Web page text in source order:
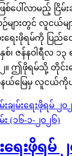
ေါ်လာမည့် ငြိမ်းခ
ားတွင် လူငယ်မျာ
ရေးဖိုရမ်ကို ပြည်ထ
စ်၊ ဇန်နဝါရီလ
။ ဤဖိုရမ်သို့ တိုင်း
နယ်မြေမှ လူငယ်ကို
ျမ်းရေးဖိုရမ် ၂၀၂
(၁၆-၁-၂၀၂၆)
းရေးဖိုရ